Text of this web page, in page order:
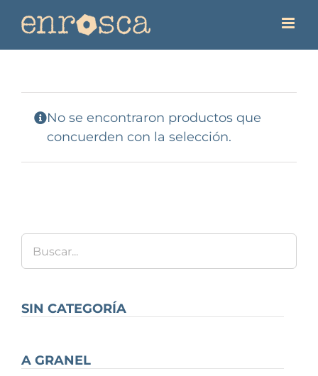
No se encontraron productos que
concuerden con la selección.
SIN CATEGORÍA
A GRANEL